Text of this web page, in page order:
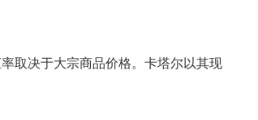
取决于大宗商品价格。卡塔尔以其现